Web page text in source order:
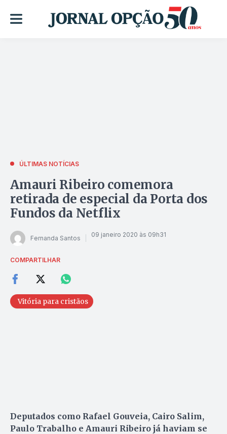
ÚLTIMAS NOTÍCIAS
Amauri Ribeiro comemora
retirada de especial da Porta dos
Fundos da Netflix
Fernanda Santos 09 janeiro 2020 às 09h31
COMPARTILHAR
Vitória para cristãos
Deputados como Rafael Gouveia, Cairo Salim,
Paulo Trabalho e Amauri Ribeiro já haviam se